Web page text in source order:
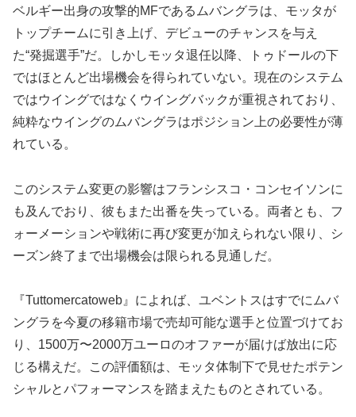
ベルギー出身の攻撃的MFであるムバングラは、モッタが
トップチームに引き上げ、デビューのチャンスを与え
た“発掘選手”だ。しかしモッタ退任以降、トゥドールの下
ではほとんど出場機会を得られていない。現在のシステム
ではウイングではなくウイングバックが重視されており、
純粋なウイングのムバングラはポジション上の必要性が薄
れている。
このシステム変更の影響はフランシスコ・コンセイソンに
も及んでおり、彼もまた出番を失っている。両者とも、フ
ォーメーションや戦術に再び変更が加えられない限り、シ
ーズン終了まで出場機会は限られる見通しだ。
『Tuttomercatoweb』によれば、ユベントスはすでにムバ
ングラを今夏の移籍市場で売却可能な選手と位置づけてお
り、1500万〜2000万ユーロのオファーが届けば放出に応
じる構えだ。この評価額は、モッタ体制下で見せたポテン
シャルとパフォーマンスを踏まえたものとされている。